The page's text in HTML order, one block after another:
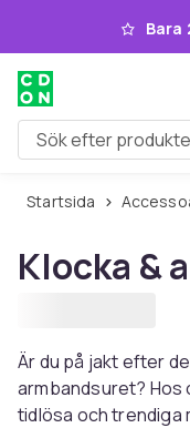
Hoppa till Bara
Sök efter produkter
Startsida
Klocka &
Är du på jakt efter
armbandsuret?
tidlösa och trendiga